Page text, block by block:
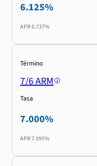
6.125%
APR6.737%
Término
7/6 ARM
Tasa
7.000%
APR7.095%